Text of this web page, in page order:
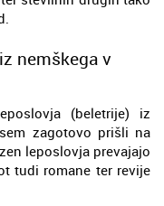
nemškega v
(beletrije) iz
zagotovo prišli na
leposlovja prevajajo
tudi romane ter revije